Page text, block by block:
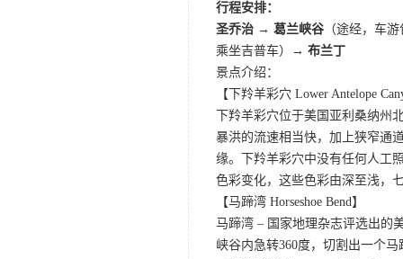
行程安排：
圣乔治 → 葛兰峡谷 （途经，车
乘坐吉普车）→ 布兰丁
景点介绍：
【下羚羊彩穴 Lower Antelope
下羚羊彩穴位于美国亚利桑纳
暴洪的流速相当快，加上狭窄通
缘。下羚羊彩穴中没有任何人工
色彩变化，这些色彩由深至浅，
【马蹄湾 Horseshoe Bend】
马蹄湾 – 国家地理杂志评选出的
峡谷内急转360度，切割出一个